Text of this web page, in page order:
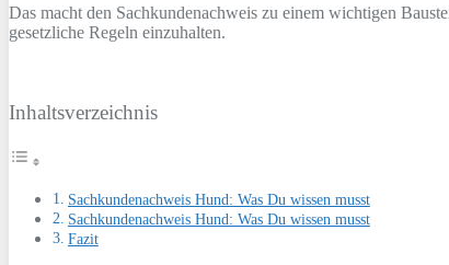
Das macht den Sachkundenachweis zu einem wichtigen
gesetzliche Regeln einzuhalten.
Inhaltsverzeichnis
Sachkundenachweis Hund: Was Du wissen musst
Sachkundenachweis Hund: Was Du wissen musst
Fazit